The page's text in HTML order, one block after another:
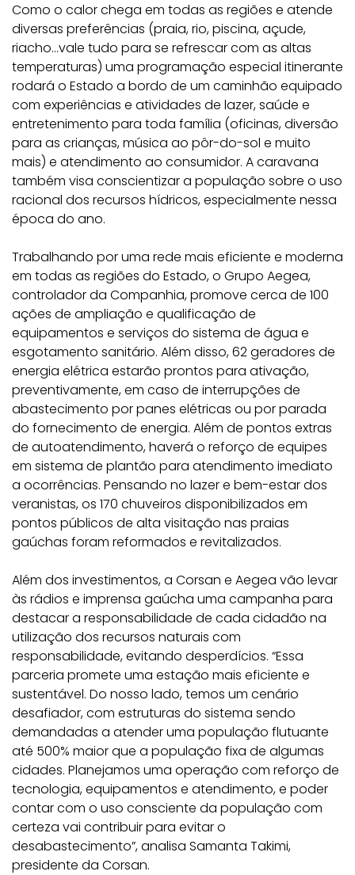
Como o calor chega em todas as regiões e atende
diversas preferências (praia, rio, piscina, açude,
riacho…vale tudo para se refrescar com as altas
temperaturas) uma programação especial itinerante
rodará o Estado a bordo de um caminhão equipado
com experiências e atividades de lazer, saúde e
entretenimento para toda família (oficinas, diversão
para as crianças, música ao pôr-do-sol e muito
mais) e atendimento ao consumidor. A caravana
também visa conscientizar a população sobre o uso
racional dos recursos hídricos, especialmente nessa
época do ano.
Trabalhando por uma rede mais eficiente e moderna
em todas as regiões do Estado, o Grupo Aegea,
controlador da Companhia, promove cerca de 100
ações de ampliação e qualificação de
equipamentos e serviços do sistema de água e
esgotamento sanitário. Além disso, 62 geradores de
energia elétrica estarão prontos para ativação,
preventivamente, em caso de interrupções de
abastecimento por panes elétricas ou por parada
do fornecimento de energia. Além de pontos extras
de autoatendimento, haverá o reforço de equipes
em sistema de plantão para atendimento imediato
a ocorrências. Pensando no lazer e bem-estar dos
veranistas, os 170 chuveiros disponibilizados em
pontos públicos de alta visitação nas praias
gaúchas foram reformados e revitalizados.
Além dos investimentos, a Corsan e Aegea vão levar
às rádios e imprensa gaúcha uma campanha para
destacar a responsabilidade de cada cidadão na
utilização dos recursos naturais com
responsabilidade, evitando desperdícios. “Essa
parceria promete uma estação mais eficiente e
sustentável. Do nosso lado, temos um cenário
desafiador, com estruturas do sistema sendo
demandadas a atender uma população flutuante
até 500% maior que a população fixa de algumas
cidades. Planejamos uma operação com reforço de
tecnologia, equipamentos e atendimento, e poder
contar com o uso consciente da população com
certeza vai contribuir para evitar o
desabastecimento”, analisa Samanta Takimi,
presidente da Corsan.